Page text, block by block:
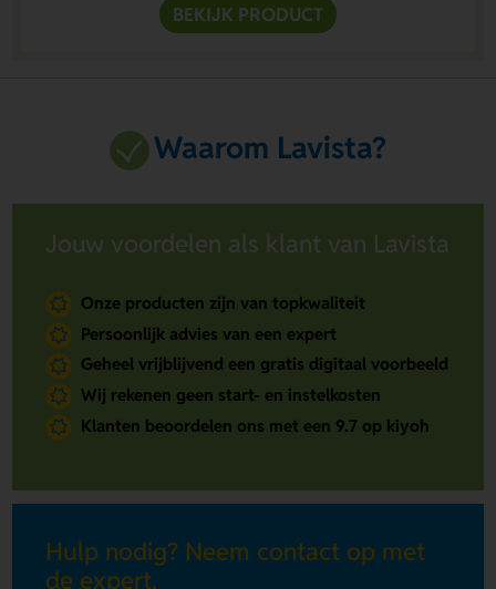
BEKIJK PRODUCT
Waarom Lavista?
Jouw voordelen als klant van Lavista
Onze producten zijn van topkwaliteit
Persoonlijk advies van een expert
Geheel vrijblijvend een gratis digitaal voorbeeld
Wij rekenen geen start- en instelkosten
Klanten beoordelen ons met een 9.7 op kiyoh
Hulp nodig? Neem contact op met
de expert.